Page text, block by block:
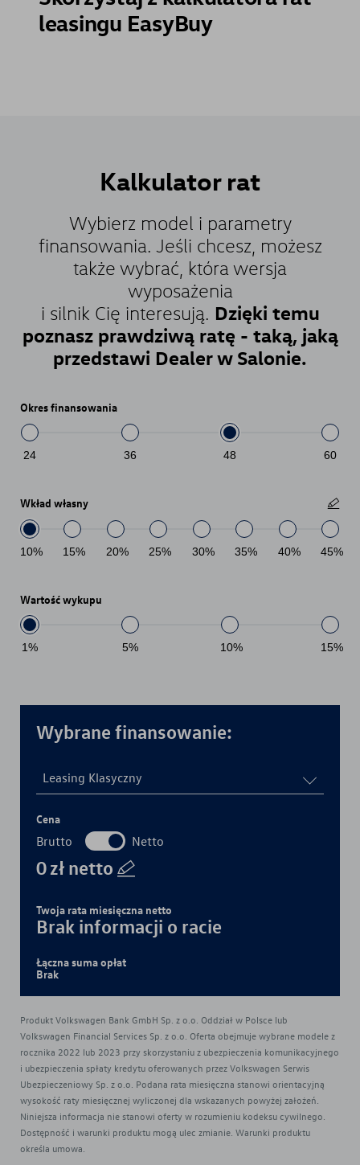
leasingu EasyBuy
Kalkulatorrat
Wybierz model i parametry
finansowania. Jeśli chcesz, możesz
także wybrać, która wersja
wyposażenia
i silnik Cię interesują. Dzięki temu
poznasz prawdziwą ratę - taką, jaką
przedstawi Dealer w Salonie.
Okres finansowania
24 36 48 60
Wkład własny
10% 15% 20% 25% 30% 35% 40% 45%
Wartość wykupu
1% 5% 10% 15%
Wybrane finansowanie:
Leasing Klasyczny
Cena
Brutto Netto
0zł netto
Twoja rata miesięczna netto
Brak informacji o racie
Łączna suma opłat
Brak
Produkt Volkswagen Bank GmbH Sp. z o.o. Oddział w Polsce lub
Volkswagen Financial Services Sp. z o.o. Oferta obejmuje wybrane modele z
rocznika 2022 lub 2023 przy skorzystaniu z ubezpieczenia komunikacyjnego
i ubezpieczenia spłaty kredytu oferowanych przez Volkswagen Serwis
Ubezpieczeniowy Sp. z o.o. Podana rata miesięczna stanowi orientacyjną
wysokość raty miesięcznej wyliczonej dla wskazanych powyżej założeń.
Niniejsza informacja nie stanowi oferty w rozumieniu kodeksu cywilnego.
Dostępność i warunki produktu mogą ulec zmianie. Warunki produktu
określa umowa.